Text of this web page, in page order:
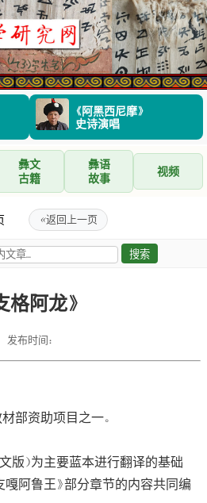
《阿黑西尼摩》
史诗演唱
彝文
古籍
彝语
故事
视频
«返回上一页
格阿龙》
发布时间：
部资助项目之一。
版）为主要蓝本进行翻译的基础
嘎阿鲁王》部分章节的内容共同编